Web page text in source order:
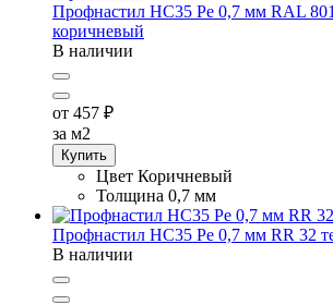
Профнастил НС35 Pe 0,7 мм RAL
коричневый
В наличии
от 457 ₽
за м2
Купить
Цвет Коричневый
Толщина 0,7 мм
Профнастил НС35 Pe 0,7 мм RR 32
В наличии